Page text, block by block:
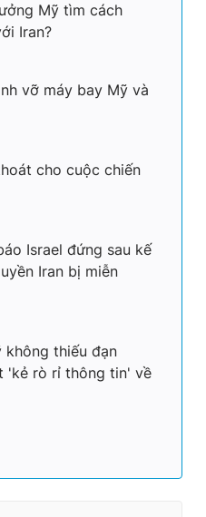
Mỹ tìm cách
Iran?
vỡ máy bay Mỹ và
cho cuộc chiến
Israel đứng sau kế
Iran bị miễn
không thiếu đạn
'kẻ rò rỉ thông tin' về